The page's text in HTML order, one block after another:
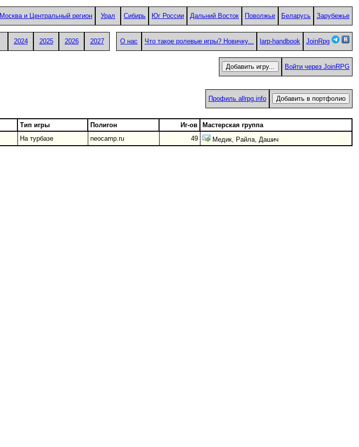
Москва и Центральный регион Урал Сибирь Юг России Дальний Восток Поволжье Беларусь Зарубежье
2024 2025 2026 2027 О нас Что такое ролевые игры? Новичку... larp-handbook JoinRpg
Войти через JoinRPG
Профиль allrpg.info
Тип игры Полигон Иг-ов Мастерская группа
На турбазе neocamp.ru 49 Медик, Райла, Дашич